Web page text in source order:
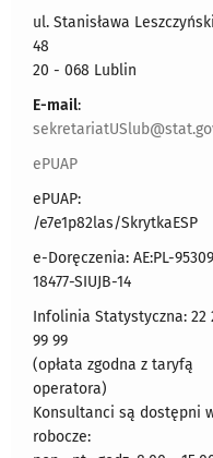
ul. Stanisława
48
20 - 068 Lublin
E-mail:
ePUAP
ePUAP:
/e7e1p82las/SkrytkaESP
e-Doręczenia: AE:PL-
18477-SIUJB-14
Infolinia Statystyczna: 22
99 99
(opłata zgodna z taryfą
operatora)
Konsultanci są dostępni
robocze: